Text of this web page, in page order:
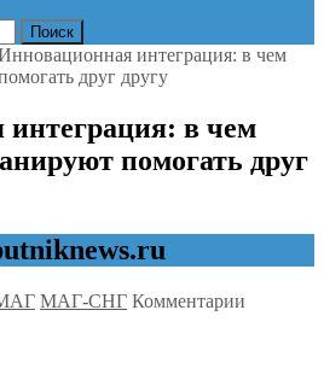
интеграция: в чем
друг другу
в чем
помогать друг
МАГ-СНГ Комментарии